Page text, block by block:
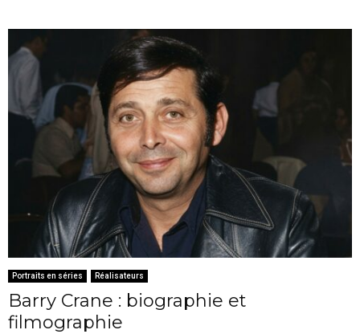
Portraits en séries Réalisateurs
Barry Crane : biographie et
filmographie